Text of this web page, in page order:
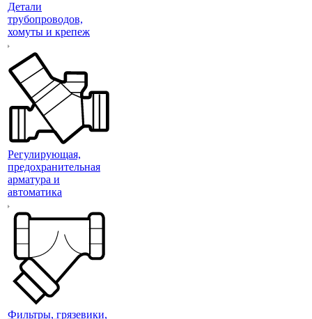
Детали
трубопроводов,
хомуты и крепеж
Регулирующая,
предохранительная
арматура и
автоматика
Фильтры, грязевики,